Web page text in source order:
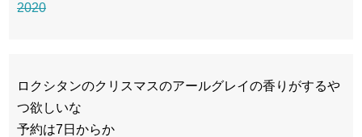
2020
ロクシタンのクリスマスのアールグレイの香りがするや
つ欲しいな
予約は7日からか